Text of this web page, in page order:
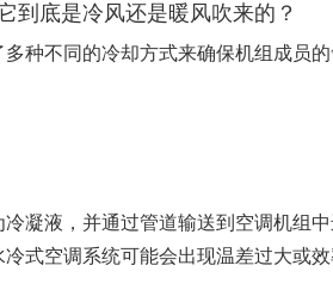
到底是冷风还是暖风吹来的？
种不同的冷却方式来确保机组成员
凝液，并通过管道输送到空调机组
式空调系统可能会出现温差过大或效